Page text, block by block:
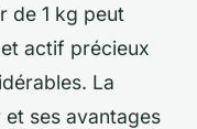
de 1 kg peut
actif précieux
La
ses avantages